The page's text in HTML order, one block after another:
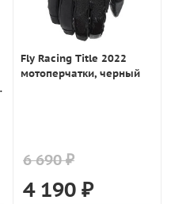
Fly Racing Title 2022
мотоперчатки, черный
6 690 ₽
4 190 ₽